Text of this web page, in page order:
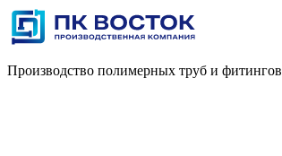
Производство полимерных труб и фитингов